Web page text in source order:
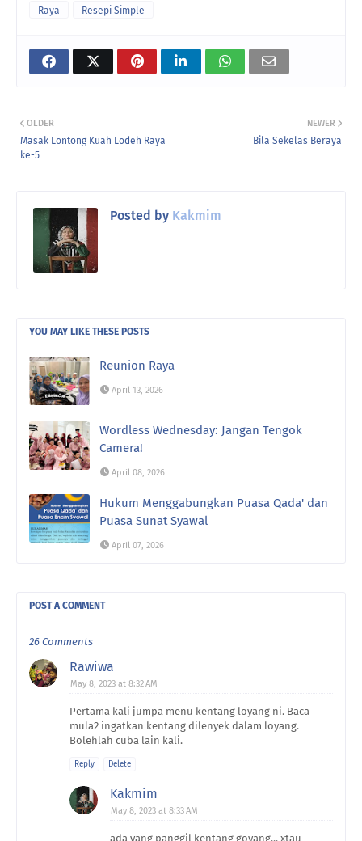
Raya Resepi Simple
NEWER
Bila Sekelas Beraya
OLDER
Masak Lontong Kuah Lodeh Raya
ke-5
Posted by Kakmim
YOU MAY LIKE THESE POSTS
Reunion Raya
April 13, 2026
Wordless Wednesday: Jangan Tengok
Camera!
April 08, 2026
Hukum Menggabungkan Puasa Qada' dan
Puasa Sunat Syawal
April 07, 2026
POST A COMMENT
26 Comments
Rawiwa
May 8, 2023 at 8:32 AM
Pertama kali jumpa menu kentang loyang ni. Baca
mula2 ingatkan kentang dilenyek dalam loyang.
Bolehlah cuba lain kali.
Reply Delete
Kakmim
May 8, 2023 at 8:33 AM
ada yang panggil kentang goyang... xtau